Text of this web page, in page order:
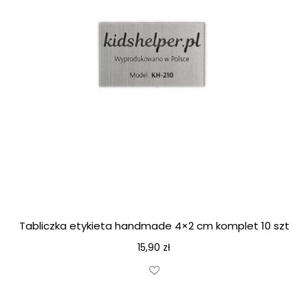
Tabliczka etykieta handmade 4×2 cm komplet 10 szt
15,90 zł